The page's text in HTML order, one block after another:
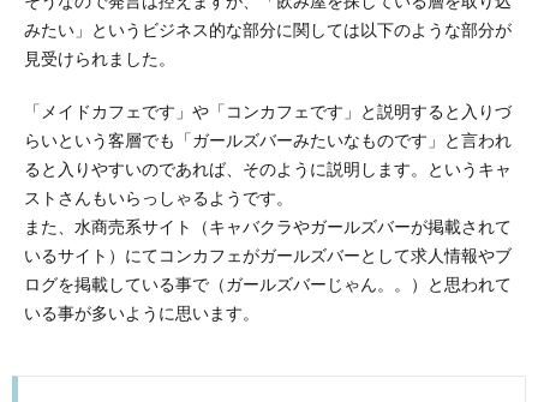
みたい」というビジネス的な部分に関しては以下のような部分が
見受けられました。
「メイドカフェです」や「コンカフェです」と説明すると入りづ
らいという客層でも「ガールズバーみたいなものです」と言われ
ると入りやすいのであれば、そのように説明します。というキャ
ストさんもいらっしゃるようです。
また、水商売系サイト（キャバクラやガールズバーが掲載されて
いるサイト）にてコンカフェがガールズバーとして求人情報やブ
ログを掲載している事で（ガールズバーじゃん。。）と思われて
いる事が多いように思います。